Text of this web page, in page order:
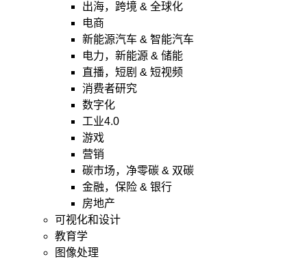
出海，跨境 & 全球化
电商
新能源汽车 & 智能汽车
电力，新能源 & 储能
直播，短剧 & 短视频
消费者研究
数字化
工业4.0
游戏
营销
碳市场，净零碳 & 双碳
金融，保险 & 银行
房地产
可视化和设计
教育学
图像处理